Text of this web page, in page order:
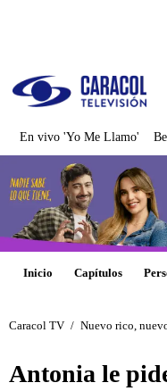
En vivo 'Yo Me Llamo'
Inicio Capítulos
Caracol TV / Nuevo rico,
Antonia le